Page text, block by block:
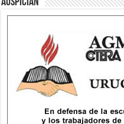
Auspician